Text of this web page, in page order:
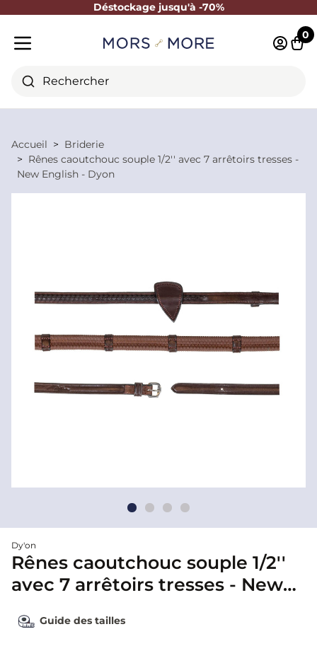
Déstockage jusqu'à -70%
Fermer
Rechercher
0
Accueil
Briderie
Rênes caoutchouc souple 1/2'' avec 7 arrêtoirs tresses -
New English - Dyon
Dy'on
Rênes caoutchouc souple 1/2''
avec 7 arrêtoirs tresses - New
Guide des tailles